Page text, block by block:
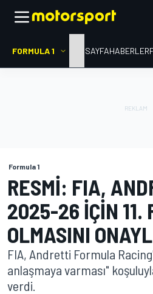
FORMULA 1 ANA SAYFAHABERLER
Formula 1
RESMI: FIA,
2025-26 IÇIN 11.
OLMASINI
FIA, Andretti Formula
anlaşmaya varması"
verdi.